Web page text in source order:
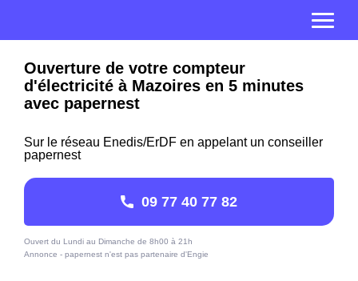
Ouverture de votre compteur
d'électricité à Mazoires en 5 minutes
avec papernest
Sur le réseau Enedis/ErDF en appelant un conseiller
papernest
09 77 40 77 82
Ouvert du Lundi au Dimanche de 8h00 à 21h
Annonce - papernest n'est pas partenaire d'Engie